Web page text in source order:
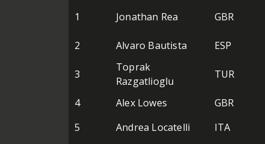
1
Jonathan Rea GBR
2
Alvaro Bautista ESP
3
Toprak
Razgatlioglu
TUR
4 Alex Lowes GBR
5
Andrea Locatelli ITA